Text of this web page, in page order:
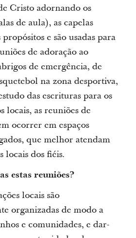
Cristo adornando os
de aula), as capelas
e são usadas para
de adoração ao
de emergência, de
na zona desportiva,
das escrituras para os
locais, as reuniões de
ocorrer em espaços
que melhor atendam
locais dos fiéis.
estas reuniões?
locais são
organizadas de modo a
e comunidades, e dar-